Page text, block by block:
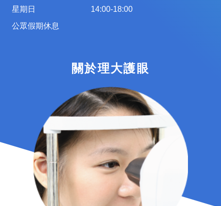
星期日
公眾假期休息
14:00-18:00
關於理大護眼